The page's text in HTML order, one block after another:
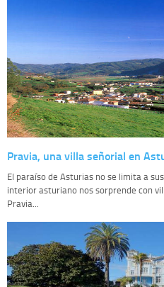
Pravia, una villa señorial en
El paraíso de Asturias no se limita a
interior asturiano nos sorprende con
Pravia...